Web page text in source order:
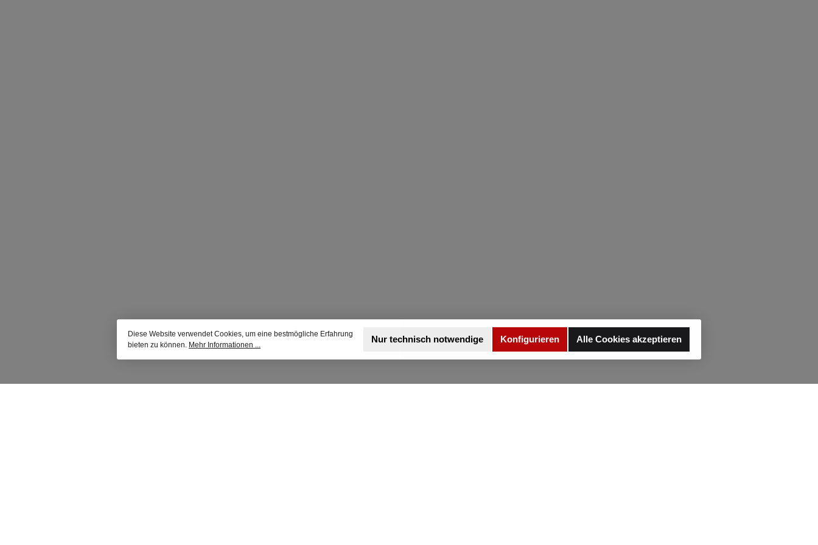
Diese Website verwendet Cookies, um eine bestmögliche Erfahrung
bieten zu können. Mehr Informationen ...
Nur technisch notwendige Konfigurieren Alle Cookies akzeptieren